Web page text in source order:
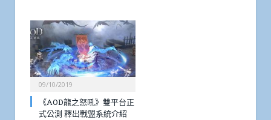
09/10/2019
《AOD龍之怒吼》雙平台正
式公測 釋出戰盟系統介紹